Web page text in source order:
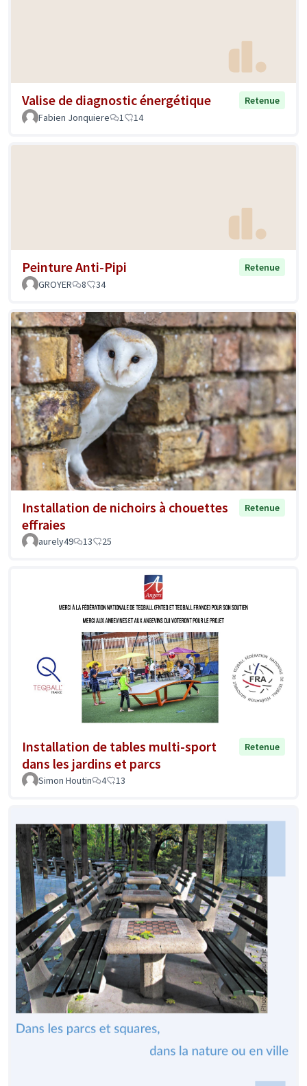
Valise de diagnostic énergétique
Retenue
Fabien Jonquiere
1 14
Peinture Anti-Pipi
Retenue
GROYER
8 34
Installation de nichoirs à chouettes
effraies
Retenue
aurely49 13 25
Installation de tables multi-sport
dans les jardins et parcs
Retenue
Simon Houtin 4 13